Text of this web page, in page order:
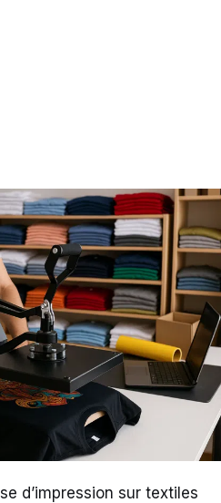
d’impression sur textiles